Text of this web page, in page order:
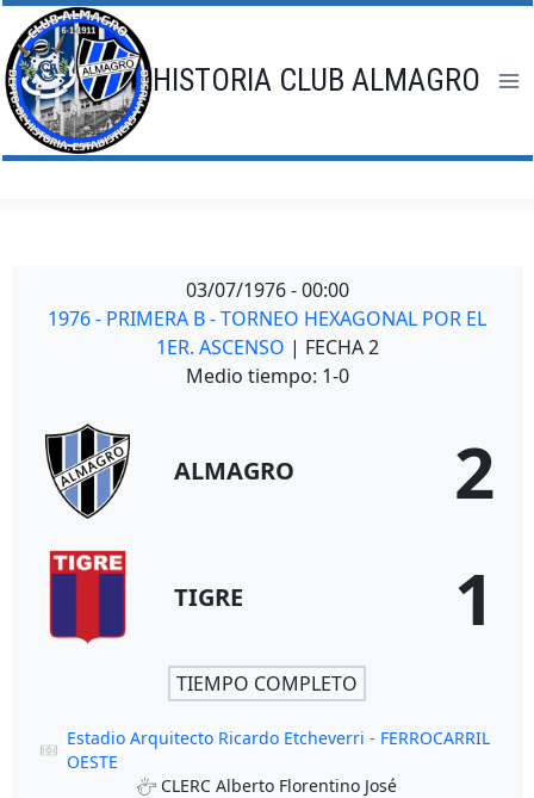
Saltar
al
contenido
HISTORIA CLUB ALMAGRO
03/07/1976 - 00:00
1976 - PRIMERA B - TORNEO HEXAGONAL POR EL
1ER. ASCENSO | FECHA 2
Medio tiempo: 1-0
ALMAGRO 2
TIGRE 1
TIEMPO COMPLETO
Estadio Arquitecto Ricardo Etcheverri - FERROCARRIL
OESTE
CLERC Alberto Florentino José